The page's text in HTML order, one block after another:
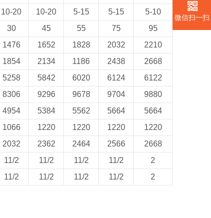
10-20 10-20 5-15 5-15
5-10
30 45 55 75
95
1476 1652 1828 2032
2210
1854 2134 1186 2438
2668
5258 5842 6020 6124
6122
8306 9296 9678 9704
9880
4954 5384 5562 5664
5664
1066 1220 1220 1220
1220
2032 2362 2464 2566
2668
11/2 11/2 11/2 11/2
2
11/2 11/2 11/2 11/2 2
微信扫一扫